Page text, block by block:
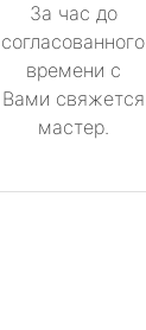
За час до
согласованного
времени с
Вами свяжется
мастер.